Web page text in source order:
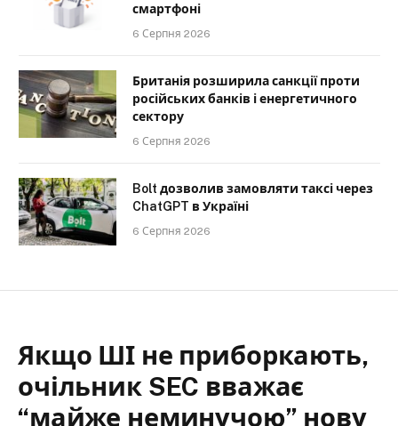
смартфоні
6 Серпня 2026
Британія розширила санкції проти
російських банків і енергетичного
сектору
6 Серпня 2026
Bolt дозволив замовляти таксі через
ChatGPT в Україні
6 Серпня 2026
Якщо ШІ не приборкають,
очільник SEC вважає
“майже неминучою” нову